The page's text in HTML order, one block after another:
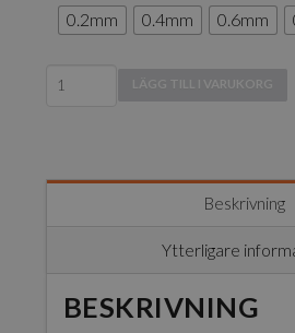
0.2mm 0.4mm 0.6mm
Complete
LÄGG TILL I VARUKORG
Beskrivning
Ytterligare
BESKRIVNING